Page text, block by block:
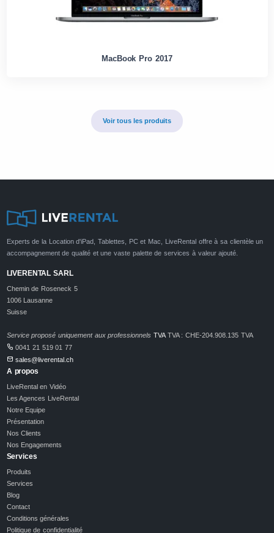
MacBook Pro 2017
Voir tous les produits
Experts de la Location d'iPad, Tablettes, PC et Mac, LiveRental offre à sa clientèle un
accompagnement de qualité et une vaste palette de services à valeur ajouté.
LIVERENTAL SARL
Chemin de Roseneck 5
1006 Lausanne
Suisse
Service proposé uniquement aux professionnels TVATVA : CHE-204.908.135 TVA
0041 21 519 01 77
sales@liverental.ch
A propos
LiveRental en Vidéo
Les Agences LiveRental
Notre Equipe
Présentation
Nos Clients
Nos Engagements
Services
Produits
Services
Blog
Contact
Conditions générales
Politique de confidentialité